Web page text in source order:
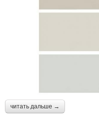
читать дальше →